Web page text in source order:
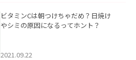
ビタミンCは朝つけちゃだめ？日焼け
やシミの原因になるってホント？
2021.09.22